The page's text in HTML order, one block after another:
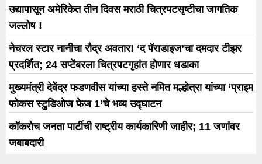
उद्यापासून अमेरिकेत तीन दिवस मराठी चित्रपटसृष्टीचा जागतिक
जल्लोष !
नेचरल स्टार नानीचा रौद्र अवतार! ‘द पॅराडाइज’चा दमदार टीझर
प्रदर्शित; 24 सप्टेंबरला चित्रपटगृहांत होणार धडाका
मुख्यमंत्री देवेंद्र फडणवीस यांच्या हस्ते नमित मल्होत्रा यांच्या ‘प्राइम
फोकस स्टुडिओज फेज 1’चे भव्य उद्घाटन
कॉकरोच जनता पार्टीची राष्ट्रीय कार्यकारिणी जाहीर; 11 जणांवर
जबाबदारी